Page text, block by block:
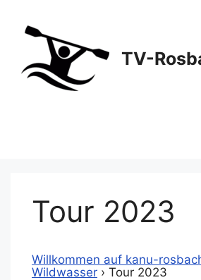
Inhalt
springen
TV-
Tour 2023
Willkommen auf kanu-
Wildwasser › Tour 2023